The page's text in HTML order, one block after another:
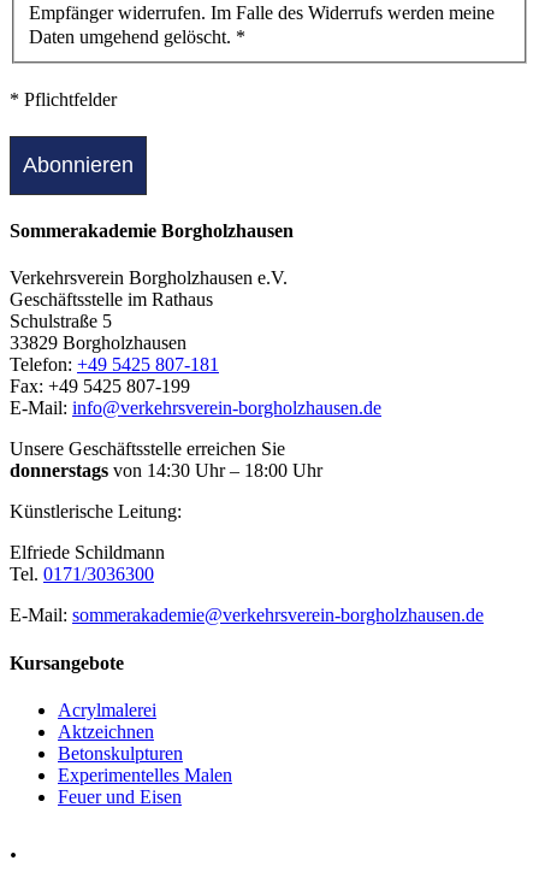
Empfänger widerrufen. Im Falle des Widerrufs werden meine
Daten umgehend gelöscht. *
* Pflichtfelder
Sommerakademie Borgholzhausen
Verkehrsverein Borgholzhausen e.V.
Geschäftsstelle im Rathaus
Schulstraße 5
33829 Borgholzhausen
Telefon: +49 5425 807-181
Fax: +49 5425 807-199
E-Mail: info@verkehrsverein-borgholzhausen.de
Unsere Geschäftsstelle erreichen Sie
donnerstags von 14:30 Uhr – 18:00 Uhr
Künstlerische Leitung:
Elfriede Schildmann
Tel. 0171/3036300
E-Mail: sommerakademie@verkehrsverein-borgholzhausen.de
Kursangebote
Acrylmalerei
Aktzeichnen
Betonskulpturen
Experimentelles Malen
Feuer und Eisen
.